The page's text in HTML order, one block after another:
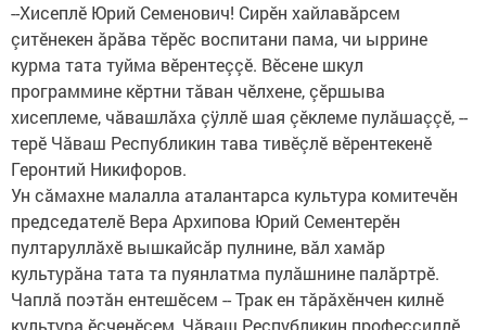
--Хисеплĕ Юрий Семенович! Сирĕн хайлавăрсем
çитĕнекен ăрăва тĕрĕс воспитани пама, чи ыррине
курма тата туйма вĕрентеççĕ. Вĕсене шкул
программине кĕртни тăван чĕлхене, çĕршыва
хисеплеме, чăвашлăха çÿллĕ шая çĕклеме пулăшаççĕ, --
терĕ Чăваш Республикин тава тивĕçлĕ вĕрентекенĕ
Геронтий Никифоров.
Ун сăмахне малалла аталантарса культура комитечĕн
председателĕ Вера Архипова Юрий Сементерĕн
пултаруллăхĕ вышкайсăр пулнине, вăл хамăр
культурăна тата та пуянлатма пулăшнине палăртрĕ.
Чаплă поэтăн ентешĕсем -- Трак ен тăрăхĕнчен килнĕ